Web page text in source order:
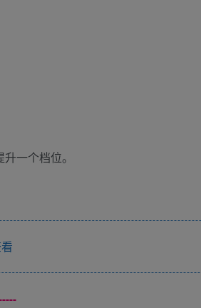
一个档位。